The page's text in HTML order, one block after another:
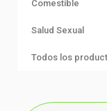
Comestible
Salud Sexual
Todos los